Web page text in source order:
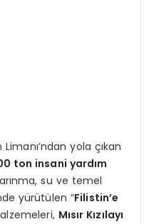
yola çıkan
ton insani yardım
su ve temel
yürütülen “Filistin’e
Mısır Kızılayı